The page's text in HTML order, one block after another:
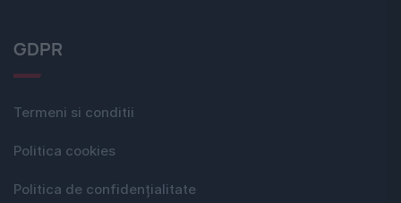
GDPR
Termeni si conditii
Politica cookies
Politica de confidențialitate